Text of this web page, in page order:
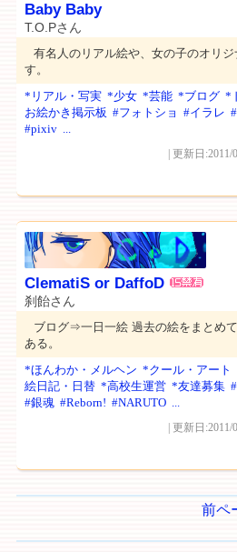
Baby Baby
T.O.Pさん
有名人のリアル絵や、女の子のオリ
す。
*リアル・写実 *少女 *芸能 *ブログ *
お絵かき掲示板 #フォトショ #イラレ
#pixiv ...
| 更新日:2011/
ClematiS or DaffoD
刹飴さん
ブログ⇒一日一絵 過去の絵をまとめ
ある。
*ほんわか・メルヘン *クール・アート
絵日記・日替 *高校生運営 *友達募集
#銀魂 #Reborn! #NARUTO ...
| 更新日:2011/
前ペ